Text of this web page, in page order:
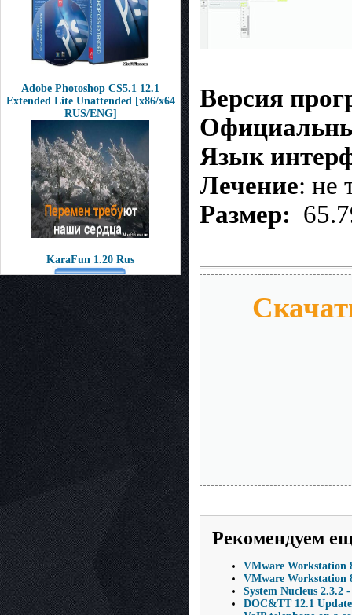
Adobe Photoshop CS5.1 12.1
Extended Lite Unattended [x86/x64
RUS/ENG]
KaraFun 1.20 Rus
Версия
Язык
Лечение: не
Размер:
Рекомендуем
VMware Workstation
VMware Workstation
System Nucleus
DOC&TT 12.1